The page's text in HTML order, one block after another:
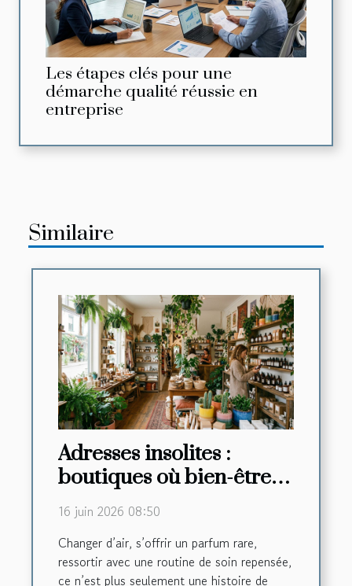
Les étapes clés pour une
démarche qualité réussie en
entreprise
Similaire
Adresses insolites :
boutiques où bien-être
rime avec découverte
16 juin 2026 08:50
Changer d’air, s’offrir un parfum rare,
ressortir avec une routine de soin repensée,
ce n’est plus seulement une histoire de